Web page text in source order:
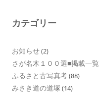
カテゴリー
お知らせ(2)
さが名木１００選■掲載一覧
ふるさと古写真考(88)
みさき道の道塚 (14)